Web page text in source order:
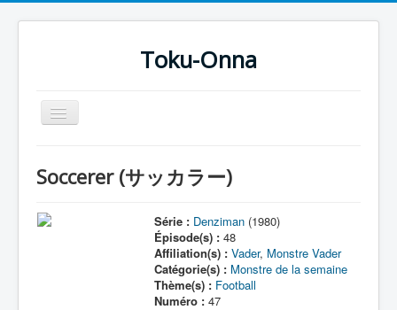
Toku-Onna
Basculer
la
Toku-Actrices
Toku-Critiques
Soccerer (サッカラー)
Série : Denziman (1980)
Épisode(s) : 48
Affiliation(s) : Vader, Monstre Vader
Catégorie(s) : Monstre de la semaine
Thème(s) : Football
Numéro : 47